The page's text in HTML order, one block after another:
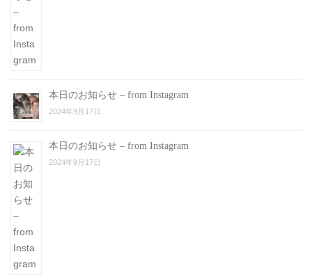
本日のお知らせ – from Instagram
2024年9月17日
本日のお知らせ – from Instagram
2024年9月17日